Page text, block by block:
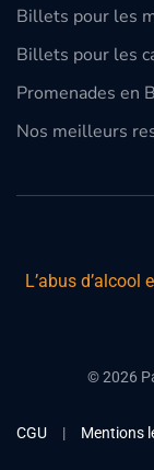
Billets pour les
Billets pour les
Promenades en
Nos meilleurs
L’abus
©2026
CGU | Mentions